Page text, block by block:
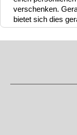
verschenken.
bietet sich dies